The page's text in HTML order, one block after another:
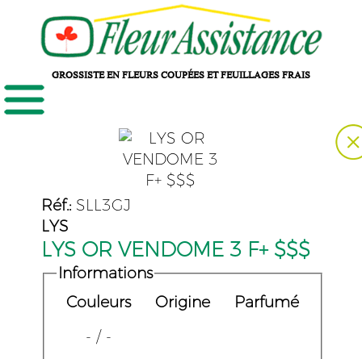
GROSSISTE EN FLEURS COUPÉES ET FEUILLAGES FRAIS
Réf.: SLL3GJ
LYS
LYS OR VENDOME 3 F+ $$$
Informations
Couleurs
Origine
Parfumé
- / -